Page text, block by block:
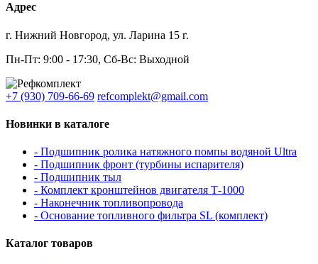
Адрес
г. Нижний Новгород, ул. Ларина 15 г.
Пн-Пт: 9:00 - 17:30, Сб-Вс: Выходной
+7 (930) 709-66-69 refcomplekt@gmail.com
Новинки в каталоге
- Подшипник ролика натяжного помпы водяной Ultra
- Подшипник фронт (турбины испарителя)
- Подшипник тыл
- Комплект кронштейнов двигателя Т-1000
- Наконечник топливопровода
- Основание топливного фильтра SL (комплект)
Каталог товаров